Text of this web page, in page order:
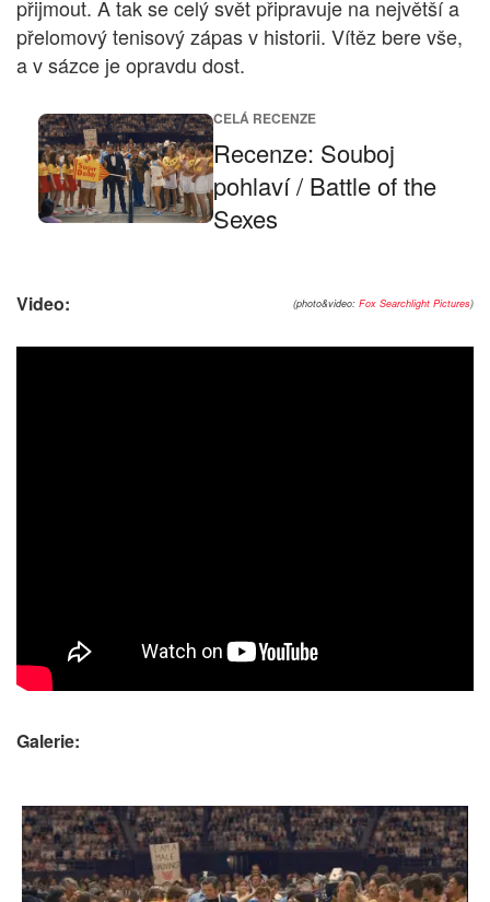
přijmout. A tak se celý svět připravuje na největší a
přelomový tenisový zápas v historii. Vítěz bere vše,
a v sázce je opravdu dost.
CELÁ RECENZE
Recenze: Souboj
pohlaví / Battle of the
Sexes
(photo&video: Fox Searchlight Pictures)
Video:
Galerie: